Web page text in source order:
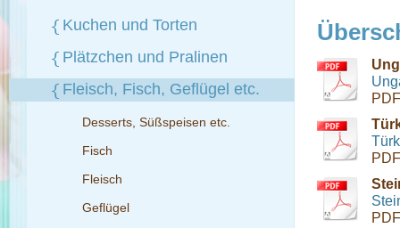
Kuchen und Torten
Plätzchen und Pralinen
Fleisch, Fisch, Geflügel etc.
Desserts, Süßspeisen etc.
Fisch
Fleisch
Geflügel